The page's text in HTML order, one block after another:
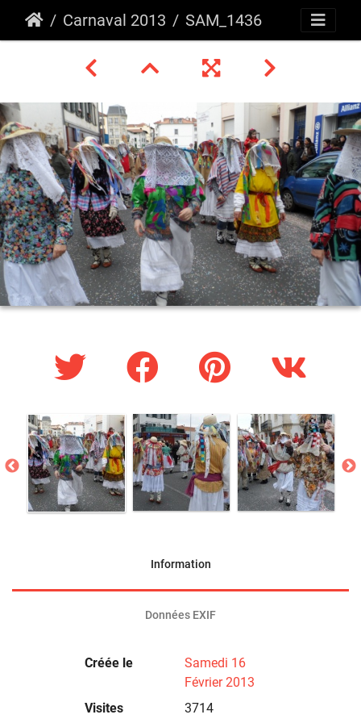
Carnaval 2013 SAM_1436
Information
Données EXIF
Créée le
Samedi 16
Février 2013
Visites
3714